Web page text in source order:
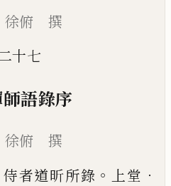
俯 撰
十七
語錄序
俯 撰
侍者道昕所錄 。 上堂 ．